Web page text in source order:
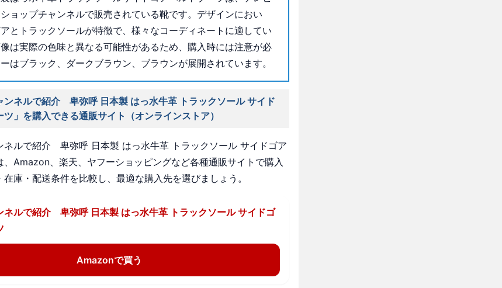
ョップチャンネルで販売されている靴です。デザインにおい
とトラックソールが特徴で、様々なコーディネートに適してい
は実際の色味と異なる可能性があるため、購入時には注意が必
はブラック、ダークブラウン、ブラウンが展開されています。
ンネルで紹介 卑弥呼 日本製 はっ水牛革 トラックソール サイド
ツ」を購入できる通販サイト（オンラインストア）
ネルで紹介 卑弥呼 日本製 はっ水牛革 トラックソール サイドゴア
、Amazon、楽天、ヤフーショッピングなど各種通販サイトで購入
庫・配送条件を比較し、最適な購入先を選びましょう。
ネルで紹介 卑弥呼 日本製 はっ水牛革 トラックソール サイドゴ
Amazonで買う